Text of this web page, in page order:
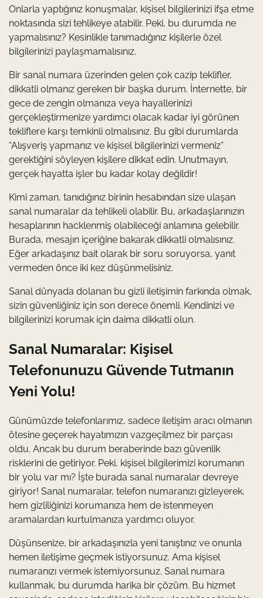
Onlarla yaptığınız konuşmalar, kişisel bilgilerinizi ifşa etme
noktasında sizi tehlikeye atabilir. Peki, bu durumda ne
yapmalısınız? Kesinlikle tanımadığınız kişilerle özel
bilgilerinizi paylaşmamalısınız.
Bir sanal numara üzerinden gelen çok cazip teklifler,
dikkatli olmanız gereken bir başka durum. İnternette, bir
gece de zengin olmanıza veya hayallerinizi
gerçekleştirmenize yardımcı olacak kadar iyi görünen
tekliflere karşı temkinli olmalısınız. Bu gibi durumlarda
“Alışveriş yapmanız ve kişisel bilgilerinizi vermeniz”
gerektiğini söyleyen kişilere dikkat edin. Unutmayın,
gerçek hayatta işler bu kadar kolay değildir!
Kimi zaman, tanıdığınız birinin hesabından size ulaşan
sanal numaralar da tehlikeli olabilir. Bu, arkadaşlarınızın
hesaplarının hacklenmiş olabileceği anlamına gelebilir.
Burada, mesajın içeriğine bakarak dikkatli olmalısınız.
Eğer arkadaşınız bait olarak bir soru soruyorsa, yanıt
vermeden önce iki kez düşünmelisiniz.
Sanal dünyada dolanan bu gizli iletişimin farkında olmak,
sizin güvenliğiniz için son derece önemli. Kendinizi ve
bilgilerinizi korumak için daima dikkatli olun.
Sanal Numaralar: Kişisel
Telefonunuzu Güvende Tutmanın
Yeni Yolu!
Günümüzde telefonlarımız, sadece iletişim aracı olmanın
ötesine geçerek hayatımızın vazgeçilmez bir parçası
oldu. Ancak bu durum beraberinde bazı güvenlik
risklerini de getiriyor. Peki, kişisel bilgilerimizi korumanın
bir yolu var mı? İşte burada sanal numaralar devreye
giriyor! Sanal numaralar, telefon numaranızı gizleyerek,
hem gizliliğinizi korumanıza hem de istenmeyen
aramalardan kurtulmanıza yardımcı oluyor.
Düşünsenize, bir arkadaşınızla yeni tanıştınız ve onunla
hemen iletişime geçmek istiyorsunuz. Ama kişisel
numaranızı vermek istemiyorsunuz. Sanal numara
kullanmak, bu durumda harika bir çözüm. Bu hizmet